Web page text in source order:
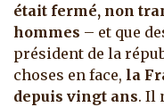
était fermé, non
hommes – et que
président de la
choses en face, la
depuis vingt ans. Il